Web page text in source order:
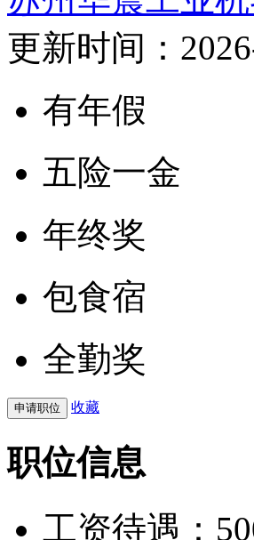
更新时间：
有年假
五险一金
年终奖
包食宿
全勤奖
收藏
职位信息
工资待遇：